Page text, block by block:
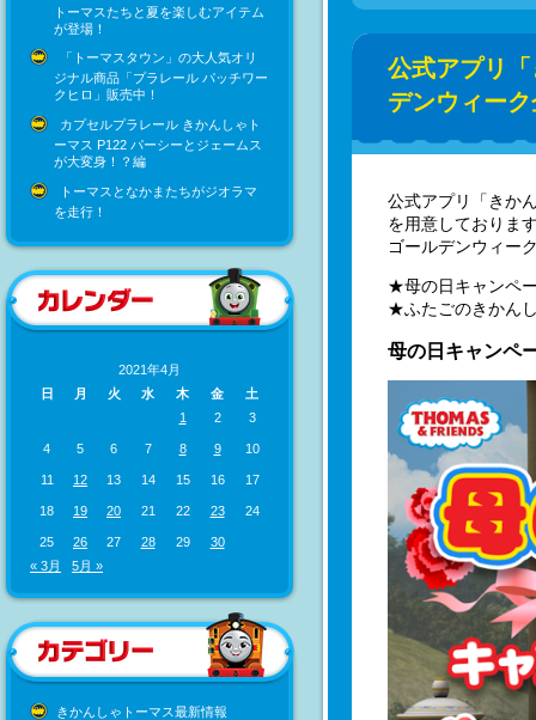
トーマスたちと夏を楽しむアイテム
が登場！
「トーマスタウン」の大人気オリ
ジナル商品「プラレール パッチワー
クヒロ」販売中！
カプセルプラレール きかんしゃト
ーマス P122 パーシーとジェームス
が大変身！？編
トーマスとなかまたちがジオラマ
を走行！
2021年4月
日
月 火 水 木 金
土
1
2 3
4 5 6 7 8 9 10
11 12 13 14 15 16 17
18 19 20 21 22 23 24
25 26 27 28 29
30
« 3月
5月 »
きかんしゃトーマス最新情報
公式アプリ
デンウィー
公式アプリ「きか
を用意しておりま
ゴールデンウィー
★母の日キャンペ
★ふたごのきかん
母の日キャンペ